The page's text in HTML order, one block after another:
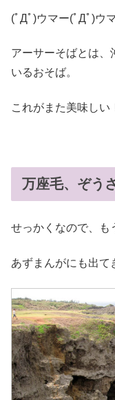
(ﾟДﾟ)ウマー(ﾟДﾟ)ウ
アーサーそばとは、
いるおそば。
これがまた美味しい
万座毛、ぞう
せっかくなので、も
あずまんがにも出て